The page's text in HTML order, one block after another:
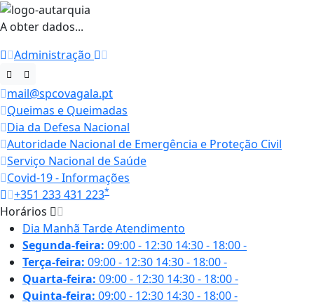
A obter dados...
Administração
mail@spcovagala.pt
Queimas e Queimadas
Dia da Defesa Nacional
Autoridade Nacional de Emergência e Proteção Civil
Serviço Nacional de Saúde
Covid-19 - Informações
+351 233 431 223*
Horários
Dia Manhã TardeAtendimento
Segunda-feira: 09:00 - 12:30 14:30 - 18:00-
Terça-feira: 09:00 - 12:30 14:30 - 18:00-
Quarta-feira: 09:00 - 12:30 14:30 - 18:00-
Quinta-feira: 09:00 - 12:30 14:30 - 18:00-